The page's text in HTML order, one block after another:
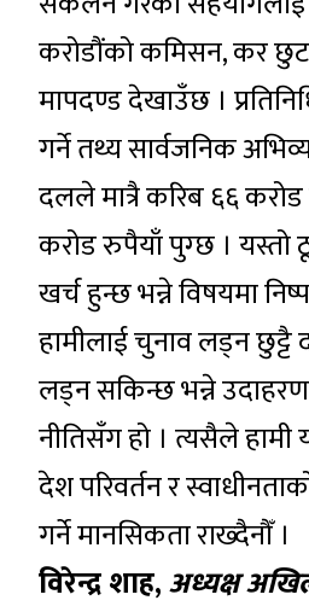
करोडौंको कमिसन, कर छुट
मापदण्ड देखाउँछ ।
गर्ने तथ्य सार्वजनिक
दलले मात्रै करिब ६६
करोड रुपैयाँ पुग्छ । यस्तो
खर्च हुन्छ भन्ने विषयमा
हामीलाई चुनाव लड्न
लड्न सकिन्छ भन्ने
नीतिसँग हो । त्यसैले हामी
देश परिवर्तन र
गर्ने मानसिकता राख्दैनौँ ।
विरेन्द्र शाह,अध्यक्ष